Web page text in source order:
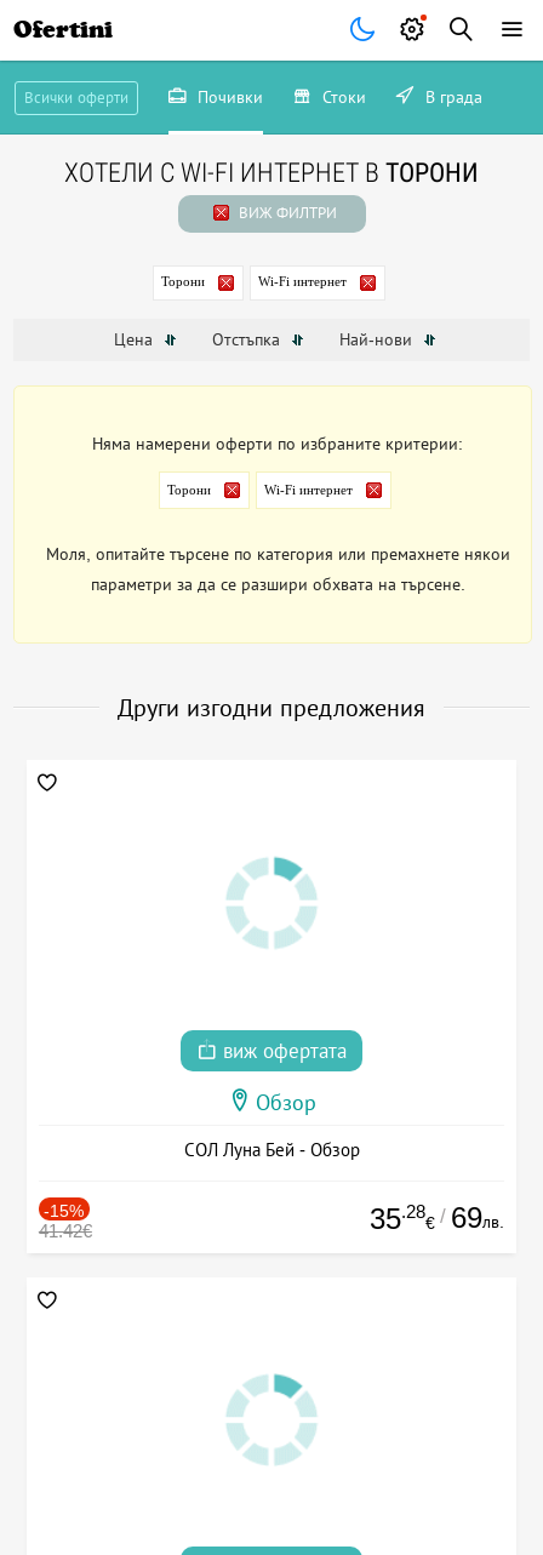
Ofertini
Всички оферти Почивки Стоки В града
ХОТЕЛИ С WI-FI ИНТЕРНЕТ В ТОРОНИ
ВИЖ ФИЛТРИ
Торони Wi-Fi интернет
Цена Отстъпка Най-нови
Няма намерени оферти по избраните критерии:
Торони Wi-Fi интернет
Моля, опитайте търсене по категория или премахнете някои
параметри за да се разшири обхвата на търсене.
Други изгодни предложения
виж офертата
Обзор
СОЛ Луна Бей - Обзор
-15%
41.42€ 35.28
€ / 69лв.